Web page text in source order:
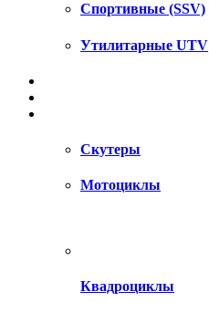
Спортивные (SSV)
Утилитарные UTV
Скутеры
Мотоциклы
Квадроциклы